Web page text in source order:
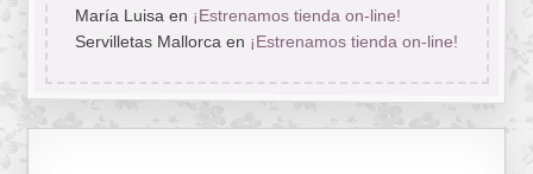
María Luisa en ¡Estrenamos tienda on-line!
Servilletas Mallorca en ¡Estrenamos tienda on-line!